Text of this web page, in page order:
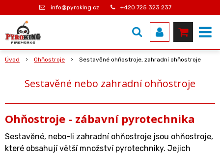
info@pyroking.cz +420 725 323 237
Úvod Ohňostroje Sestavěné ohňostroje, zahradní ohňostroje
Sestavěné nebo zahradní ohňostroje
Ohňostroje - zábavní pyrotechnika
Sestavěné, nebo-li zahradní ohňostroje jsou ohňostroje,
které obsahují větší množství pyrotechniky. Jejich